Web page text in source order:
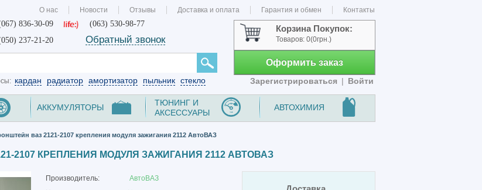
О нас Новости Отзывы Доставка и оплата Гарантия и обмен Контакты
836-30-09
(063) 530-98-77
237-21-20
Обратный звонок
Корзина Покупок:
Товаров: 0(0грн.)
Оформить заказ
Зарегистрироваться | Войти
кардан радиатор амортизатор пыльник стекло
АККУМУЛЯТОРЫ
ТЮНИНГ И
АКСЕССУАРЫ
АВТОХИМИЯ
ваз 2121-2107 крепления модуля зажигания 2112 АвтоВАЗ
2107 КРЕПЛЕНИЯ МОДУЛЯ ЗАЖИГАНИЯ 2112 АВТОВАЗ
Производитель:
АвтоВАЗ